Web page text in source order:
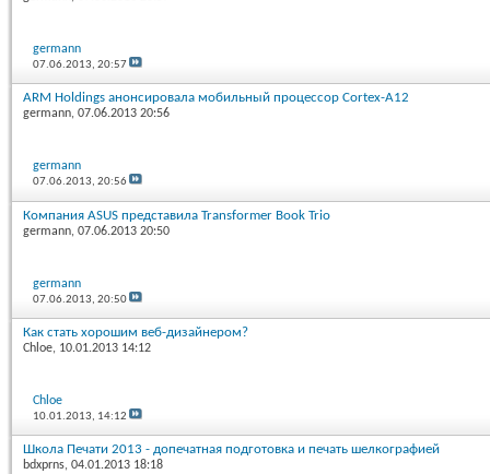
germann
07.06.2013,20:57
ARM Holdings анонсировала мобильный процессор Cortex-A12
germann, 07.06.2013 20:56
germann
07.06.2013,20:56
Компания ASUS представила Transformer Book Trio
germann, 07.06.2013 20:50
germann
07.06.2013,20:50
Как стать хорошим веб-дизайнером?
Chloe, 10.01.2013 14:12
Chloe
10.01.2013, 14:12
Школа Печати 2013 - допечатная подготовка и печать шелкографией
bdxprns, 04.01.2013 18:18